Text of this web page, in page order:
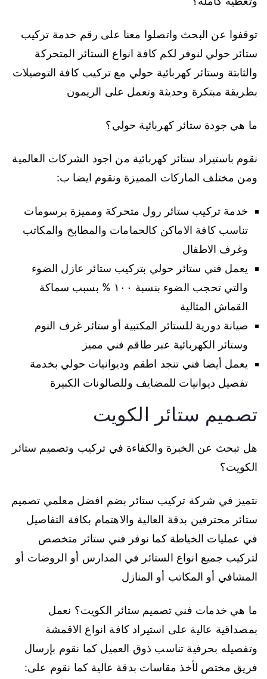
توقفوا عن البحث واتصلوا معنا على رقم خدمة تركيب
ستائر حولي لنوفر لكم كافة انواع الستائر المتحركة
والثابتة وستائر كهربائية حولي مع تركيب كافة التوصيلات
بطريقة مبتكرة وحديثة وتعمل على الريمون
ما هي جودة ستائر كهربائية حولي؟
نقوم باستيراد ستائر كهربائية من اجود الشركات العالمية
ومن مختلف الماركات المميزة ونقوم ايضا ب:
خدمة تركيب ستائر رول متحركة ومميزة برسومات
تناسب كافة الاماكن كالحمامات والمطابخ والمكاتب
وغرف الاطفال
يعمل فني ستائر حولي بتركيب ستائر عازل الضوء
والتي تحجب الضوء بنسبة ١٠٠ % بسبب سماكة
القماش المثالية
صيانة دورية للستائر المكتبية أو ستائر غرف النوم
وستائر الكهربائية عبر طاقم فني مميز
يعمل أيضا فني تنجد اطقم وديوانيات حولي بخدمة
تفصيل ديوانيات للمضايف وللصالونات الكبيرة
تصميم ستائر الكويت
هل تبحث عن الخبرة والكفاءة في تركيب وتصميم ستائر
الكويت؟
نتميز في شركة تركيب ستائر بضم افضل معلمي تصميم
ستائر محترفين بدقة العالية والاهتمام بكافة التفاصيل
في عمليات الخياطة كما نوفر فني ستائر متخصص
لتركيب جميع انواع الستائر في المدارس أو الروضات أو
المشافي أو المكاتب أو المنازل
ما هي خدمات فني تصميم ستائر الكويت؟ نعمل
بمصداقية عالية على استيراد كافة انواع الاقمشة
وتفصيله بحرفية تناسب ذوق العميل كما نقوم بإرسال
فريق مختص لأخذ مقاسات بدقة عالية كما نقوم على: